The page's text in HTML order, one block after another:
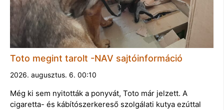
Toto megint tarolt -NAV sajtóinformáció
2026. augusztus. 6. 00:10
Még ki sem nyitották a ponyvát, Toto már jelzett. A
cigaretta- és kábítószerkereső szolgálati kutya ezúttal